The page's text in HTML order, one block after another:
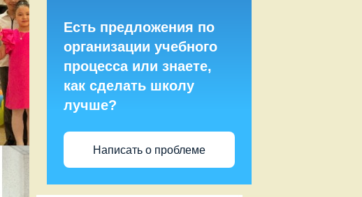
Есть предложения по
организации учебного
процесса или знаете,
как сделать школу
лучше?
Написать о проблеме